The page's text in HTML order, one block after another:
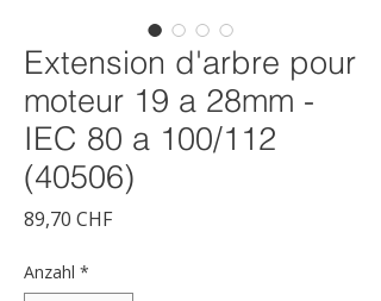
Extension d'arbre pour
moteur 19 a 28mm -
IEC 80 a 100/112
(40506)
89,70 CHFPreis
Anzahl *